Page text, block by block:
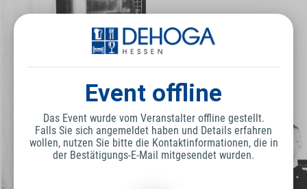
Event offline
Das Event wurde vom Veranstalter offline gestellt.
Falls Sie sich angemeldet haben und Details erfahren
wollen, nutzen Sie bitte die Kontaktinformationen, die in
der Bestätigungs-E-Mail mitgesendet wurden.